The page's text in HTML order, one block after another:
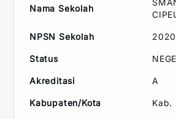
Nama Sekolah
NPSN Sekolah
Status
Akreditasi A
Kabupaten/Kota Kab.